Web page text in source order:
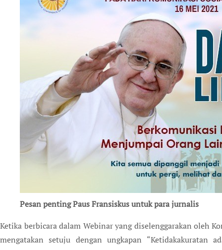
Pesan penting Paus Fransiskus untuk para jurnalis
Ketika berbicara dalam Webinar yang diselenggarakan oleh
mengatakan setuju dengan ungkapan “Ketidakakuratan